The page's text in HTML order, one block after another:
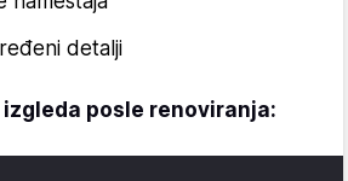
detalji
posle renoviranja: